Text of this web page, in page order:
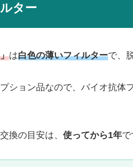
ター
は白色の薄いフィルターで、
ション品なので、バイオ抗体
換の目安は、 使ってから1年で